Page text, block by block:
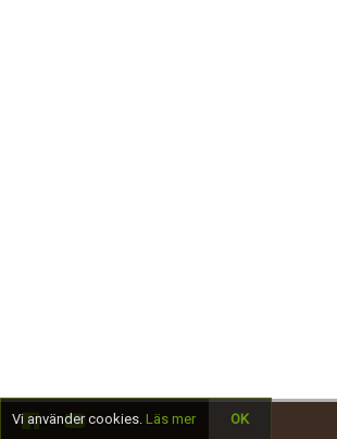
Vi använder cookies. Läs mer OK